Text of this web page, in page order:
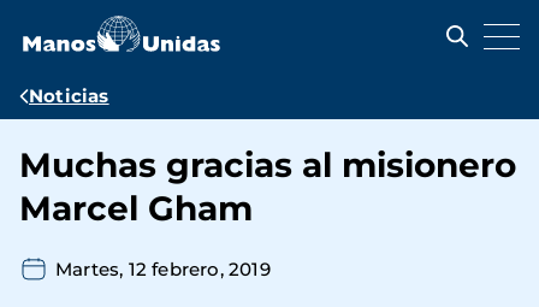
contenido
Ruta
navegación
Noticias
Muchas gracias al misionero
Marcel Gham
Martes, 12 febrero, 2019